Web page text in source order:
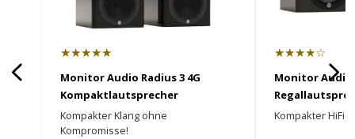
★★★★★
Monitor Audio Radius 3 4G
Kompaktlautsprecher
Kompakter Klang ohne
Kompromisse!
★★★★☆
Monitor Audio
Kompakter HiFi-